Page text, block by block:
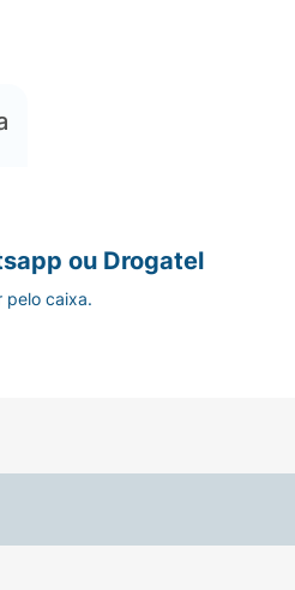
ou Drogatel
pelo caixa.